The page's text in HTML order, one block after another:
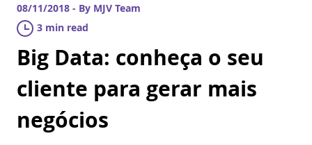
08/11/2018 - By MJV Team
3 min read
Big Data: conheça o seu
cliente para gerar mais
negócios